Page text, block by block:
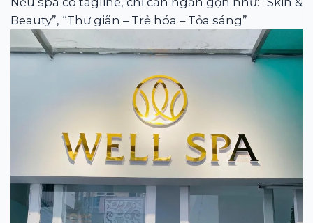
Beauty”, “Thư giãn – Trẻ hóa – Tỏa sáng”